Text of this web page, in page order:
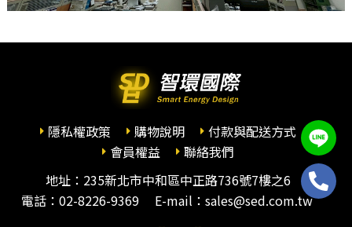
隱私權政策 購物說明
付款與配送方式
會員權益
聯絡我們
地址：235新北市中和區中正路736號7樓之6
電話： 02-8226-9369 E-mail：sales@sed.com.tw